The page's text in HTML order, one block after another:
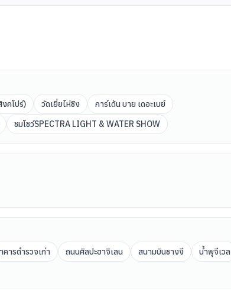
งคโปร์) วัดเยี่ยไห่ชิง
การ์เด้น บาย เดอะเบย์
ชมโชว์SPECTRA LIGHT & WATER SHOW
คารตำรวจเก่า ถนนศิลปะฮาจิเลน สนามบินชางงี
น้ำพุจีเวล